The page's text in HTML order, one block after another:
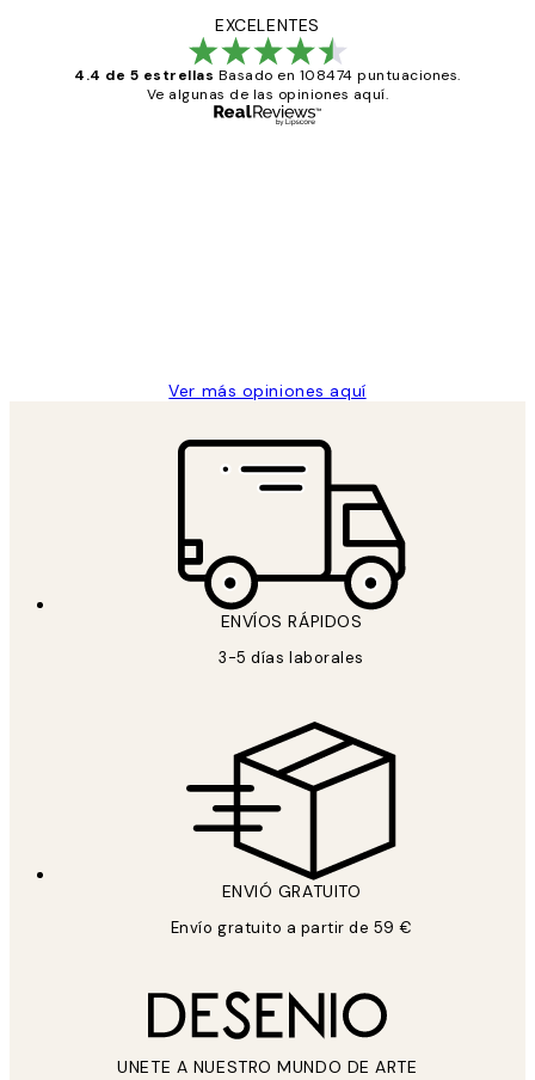
EXCELENTES
4.4 de 5 estrellas Basado en 108474 puntuaciones.
Ve algunas de las opiniones aquí.
Ver más opiniones aquí
ENVÍOS RÁPIDOS
3-5 días laborales
ENVIÓ GRATUITO
Envío gratuito a partir de 59 €
UNETE A NUESTRO MUNDO DE ARTE